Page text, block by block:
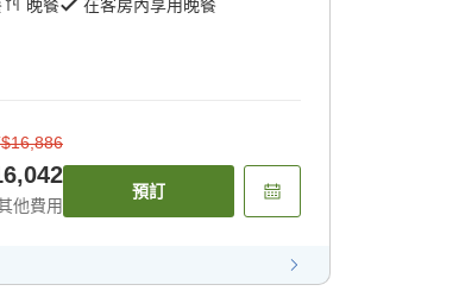
晚餐
在客房內享用晚餐
他費用
預訂